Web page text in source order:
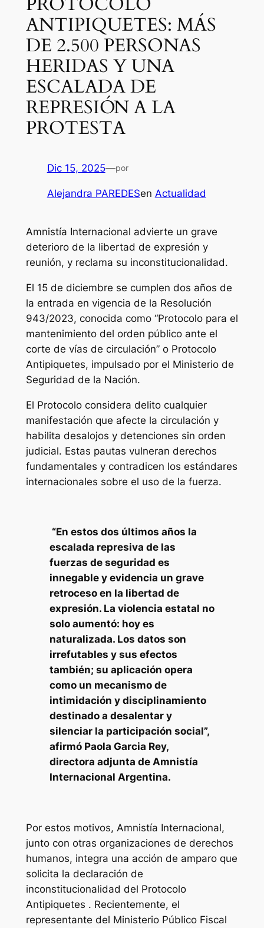
ANTIPIQUETES: MÁS
DE 2.500 PERSONAS
HERIDAS Y UNA
ESCALADA DE
REPRESIÓN A LA
PROTESTA
Dic 15, 2025—por
Alejandra PAREDESen Actualidad
Amnistía Internacional advierte un grave
deterioro de la libertad de expresión y
reunión, y reclama su inconstitucionalidad.
El 15 de diciembre se cumplen dos años de
la entrada en vigencia de la Resolución
943/2023, conocida como “Protocolo para el
mantenimiento del orden público ante el
corte de vías de circulación” o Protocolo
Antipiquetes, impulsado por el Ministerio de
Seguridad de la Nación.
El Protocolo considera delito cualquier
manifestación que afecte la circulación y
habilita desalojos y detenciones sin orden
judicial. Estas pautas vulneran derechos
fundamentales y contradicen los estándares
internacionales sobre el uso de la fuerza.
“En estos dos últimos años la
escalada represiva de las
fuerzas de seguridad es
innegable y evidencia un grave
retroceso en la libertad de
expresión. La violencia estatal no
solo aumentó: hoy es
naturalizada. Los datos son
irrefutables y sus efectos
también; su aplicación opera
como un mecanismo de
intimidación y disciplinamiento
destinado a desalentar y
silenciar la participación social”,
afirmó Paola Garcia Rey,
directora adjunta de Amnistía
Internacional Argentina.
Por estos motivos, Amnistía Internacional,
junto con otras organizaciones de derechos
humanos, integra una acción de amparo que
solicita la declaración de
inconstitucionalidad del Protocolo
Antipiquetes . Recientemente, el
representante del Ministerio Público Fiscal